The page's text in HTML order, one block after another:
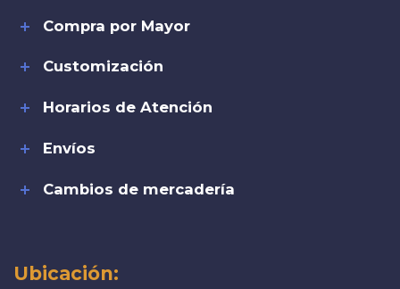
Compra por Mayor
Customización
Horarios de Atención
Envíos
Cambios de mercadería
Ubicación: